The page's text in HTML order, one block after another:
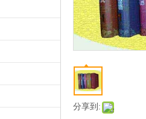
分享到: